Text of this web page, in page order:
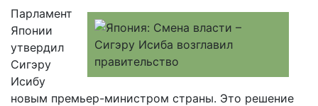
Парламент
Японии
утвердил
Сигэру
Исибу
новым премьер-министром страны. Это решение